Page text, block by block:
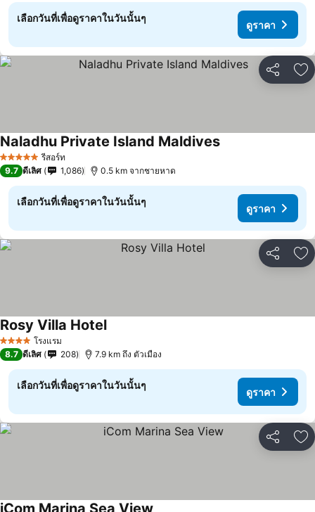
เลือกวันที่เพื่อดูราคาในวันนั้นๆ
ดูราคา
แชร์ เ
5 ดาว รีสอร์ท
Naladhu Private Island Maldives
9.7 ดีเลิศ 1,086 0.5 km จากชายหาด
เลือกวันที่เพื่อดูราคาในวันนั้นๆ
ดูราคา
แชร์ เ
4 ดาว โรงแรม
Rosy Villa Hotel
8.7 ดีเลิศ 208 7.9 km ถึง ตัวเมือง
เลือกวันที่เพื่อดูราคาในวันนั้นๆ
ดูราคา
แชร์ เ
iCom Marina Sea View